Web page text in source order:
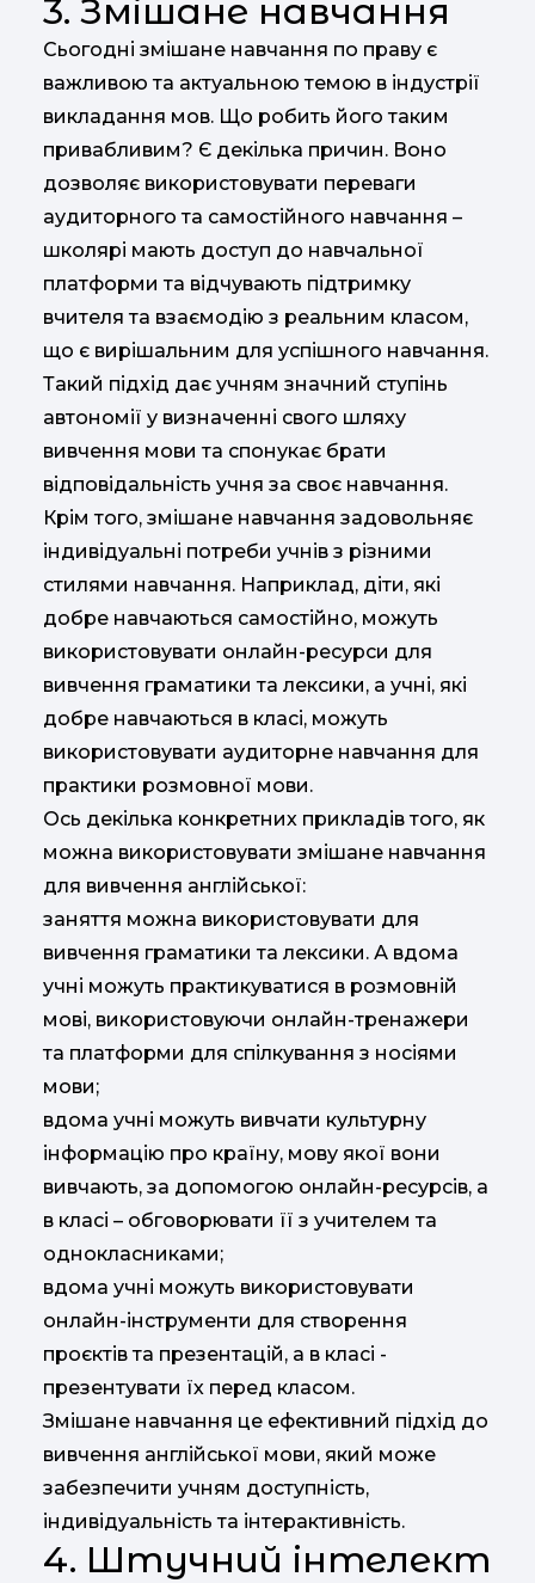
3. Змішане навчання
Сьогодні змішане навчання по праву є
важливою та актуальною темою в індустрії
викладання мов. Що робить його таким
привабливим? Є декілька причин. Воно
дозволяє використовувати переваги
аудиторного та самостійного навчання –
школярі мають доступ до навчальної
платформи та відчувають підтримку
вчителя та взаємодію з реальним класом,
що є вирішальним для успішного навчання.
Такий підхід дає учням значний ступінь
автономії у визначенні свого шляху
вивчення мови та спонукає брати
відповідальність учня за своє навчання.
Крім того, змішане навчання задовольняє
індивідуальні потреби учнів з різними
стилями навчання. Наприклад, діти, які
добре навчаються самостійно, можуть
використовувати онлайн-ресурси для
вивчення граматики та лексики, а учні, які
добре навчаються в класі, можуть
використовувати аудиторне навчання для
практики розмовної мови.
Ось декілька конкретних прикладів того, як
можна використовувати змішане навчання
для вивчення англійської:
заняття можна використовувати для
вивчення граматики та лексики. А вдома
учні можуть практикуватися в розмовній
мові, використовуючи онлайн-тренажери
та платформи для спілкування з носіями
мови;
вдома учні можуть вивчати культурну
інформацію про країну, мову якої вони
вивчають, за допомогою онлайн-ресурсів, а
в класі – обговорювати її з учителем та
однокласниками;
вдома учні можуть використовувати
онлайн-інструменти для створення
проєктів та презентацій, а в класі -
презентувати їх перед класом.
Змішане навчання це ефективний підхід до
вивчення англійської мови, який може
забезпечити учням доступність,
індивідуальність та інтерактивність.
4. Штучний інтелект